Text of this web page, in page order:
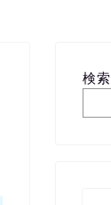
検索